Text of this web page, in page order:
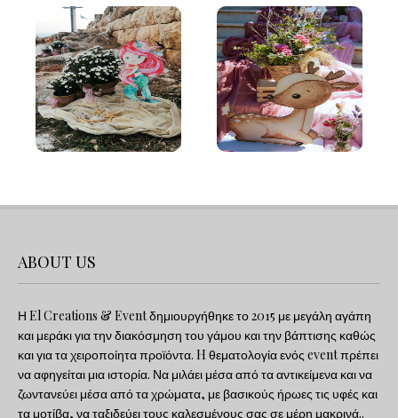
ABOUT US
Η El Creations & Event δημιουργήθηκε το 2015 με μεγάλη αγάπη
και μεράκι για την διακόσμηση του γάμου και την βάπτισης καθώς
και για τα χειροποίητα προϊόντα. H θεματολογία ενός event πρέπει
να αφηγείται μια ιστορία. Να μιλάει μέσα από τα αντικείμενα και να
ζωντανεύει μέσα από τα χρώματα, με βασικούς ήρωες τις υφές και
τα μοτίβα, να ταξιδεύει τους καλεσμένους σας σε μέρη μακρινά..